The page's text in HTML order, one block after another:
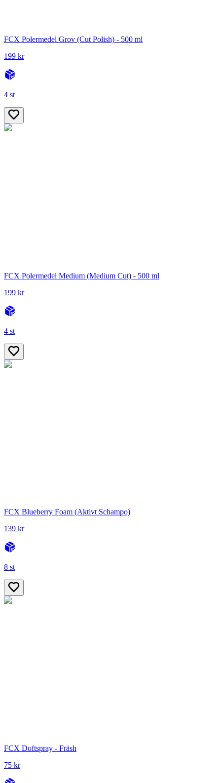
FCX Polermedel Grov (Cut Polish) - 500 ml
199 kr
4 st
FCX Polermedel Medium (Medium Cut) - 500 ml
199 kr
4 st
FCX Blueberry Foam (Aktivt Schampo)
139 kr
8 st
FCX Doftspray - Fräsh
75 kr